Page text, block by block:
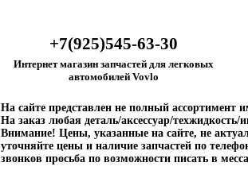
+7(925)545-63-30
Интернет магазин запчастей для легковых
автомобилей Vovlo
На сайте представлен не полный ассортимент
На заказ любая деталь/аксессуар/техжидкость/
Внимание! Цены, указанные на сайте, не
уточняйте цены и наличие запчастей по
звонков просьба по возможности писать в